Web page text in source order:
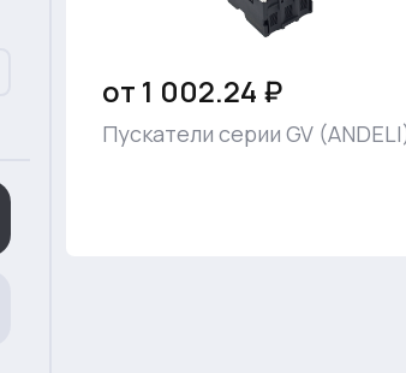
от 1 002.24 ₽
Пускатели серии GV